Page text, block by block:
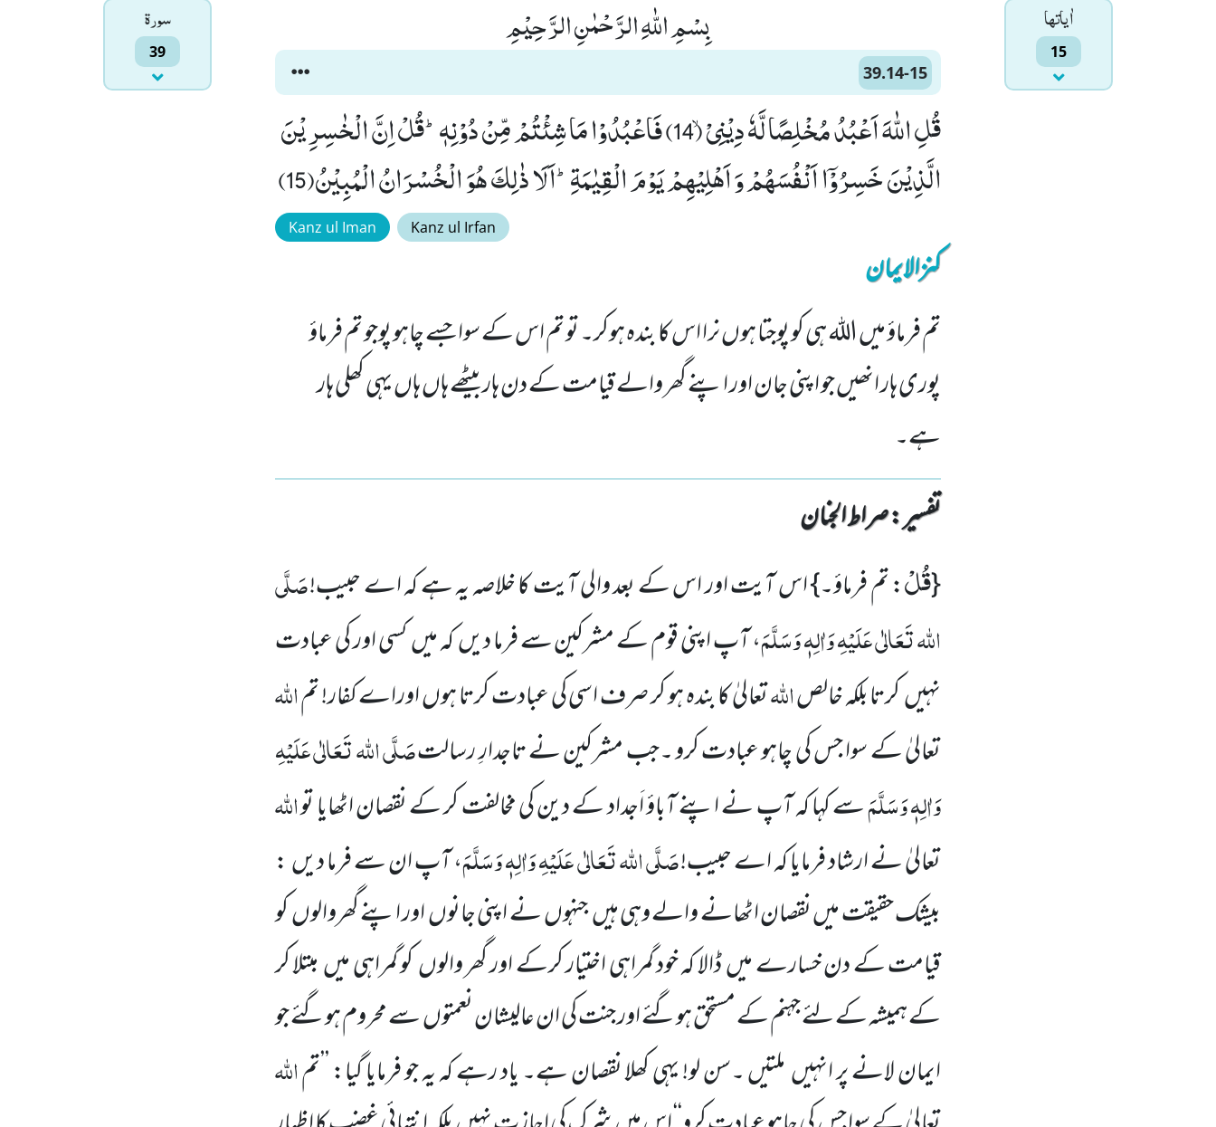
سورۃ
39
اٰياتها
15
بِسْمِ اللّٰهِ الرَّحْمٰنِ الرَّحِیْمِ
39.14-15
قُلِ اللّٰهَ اَعْبُدُ مُخْلِصًا لَّهٗ دِیْنِیْۙ (14) فَاعْبُدُوْا مَا شِئْتُمْ مِّنْ دُوْنِهٖؕ-قُلْ اِنَّ الْخٰسِرِیْنَ
الَّذِیْنَ خَسِرُوْۤا اَنْفُسَهُمْ وَ اَهْلِیْهِمْ یَوْمَ الْقِیٰمَةِؕ-اَلَا ذٰلِكَ هُوَ الْخُسْرَانُ الْمُبِیْنُ(15)
Kanz ul Iman Kanz ul Irfan
کنزالایمان
تم فرماؤ میں اللہ ہی کو پوجتا ہوں نرا اس کا بندہ ہوکر۔ تو تم اس کے سوا جسے چاہو پوجو تم فرماؤ
پوری ہار انھیں جو اپنی جان اور اپنے گھر والے قیامت کے دن ہار بیٹھے ہاں ہاں یہی کھلی ہار
ہے۔
تفسیر : ‎صراط الجنان
{قُلْ: تم فرماؤ۔} اس آیت اور اس کے بعد والی آیت کا خلاصہ یہ ہے کہ اے حبیب!صَلَّی
اللہ تَعَالٰی عَلَیْہِ وَاٰلِہٖ وَسَلَّمَ، آپ اپنی قوم کے مشرکین سے فرما دیں کہ میں کسی اور کی عبادت
نہیں کرتا بلکہ خالصاللہتعالیٰ کا بندہ ہو کر صرف اسی کی عبادت کرتا ہوں اوراے کفار! تماللہ
تعالیٰ کے سوا جس کی چاہو عبادت کرو ۔جب مشرکین نے تاجدارِ رسالتصَلَّی اللہ تَعَالٰی عَلَیْہِ
وَاٰلِہٖ وَسَلَّمَسے کہا کہ آپ نے اپنے آباؤ اَجداد کے دین کی مخالفت کر کے نقصان اٹھایا تواللہ
تعالیٰ نے ارشاد فرمایا کہ اے حبیب!صَلَّی اللہ تَعَالٰی عَلَیْہِ وَاٰلِہٖ وَسَلَّمَ، آپ ان سے فرما دیں :
بیشک حقیقت میں نقصان اٹھانے والے وہی ہیں جنہوں نے اپنی جانوں اور اپنے گھروالوں کو
قیامت کے دن خسارے میں ڈالا کہ خود گمراہی اختیار کرکے اور گھر والوں کو گمراہی میں مبتلا کر
کے ہمیشہ کے لئے جہنم کے مستحق ہوگئے اور جنت کی ان عالیشان نعمتوں سے محروم ہوگئے جو
ایمان لانے پر انہیں ملتیں ۔سن لو! یہی کھلا نقصان ہے۔ یاد رہے کہ یہ جو فرمایا گیا: ’’تماللہ